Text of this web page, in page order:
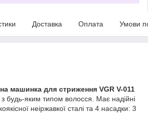
Доставка Оплата Умови
машинка для стриження VGR V-011
будь-яким типом волосся. Має надійні
неіржавкої сталі та 4 насадки: 3